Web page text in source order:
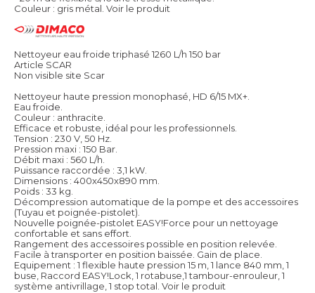
Couleur : gris métal. Voir le produit
Nettoyeur eau froide triphasé 1260 L/h 150 bar
Article SCAR
Non visible site Scar
Nettoyeur haute pression monophasé, HD 6/15 MX+.
Eau froide.
Couleur : anthracite.
Efficace et robuste, idéal pour les professionnels.
Tension : 230 V, 50 Hz.
Pression maxi : 150 Bar.
Débit maxi : 560 L/h.
Puissance raccordée : 3,1 kW.
Dimensions : 400x450x890 mm.
Poids : 33 kg.
Décompression automatique de la pompe et des accessoires
(Tuyau et poignée-pistolet).
Nouvelle poignée-pistolet EASY!Force pour un nettoyage
confortable et sans effort.
Rangement des accessoires possible en position relevée.
Facile à transporter en position baissée. Gain de place.
Equipement : 1 flexible haute pression 15 m, 1 lance 840 mm, 1
buse, Raccord EASY!Lock, 1 rotabuse,1 tambour-enrouleur, 1
système antivrillage, 1 stop total. Voir le produit